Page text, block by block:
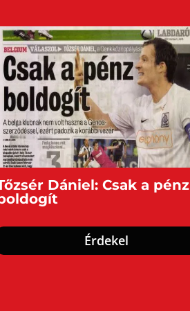
Dániel: Csak a pénz
Érdekel